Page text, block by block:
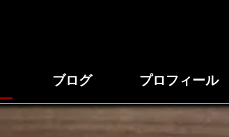
ブログ プロフィール